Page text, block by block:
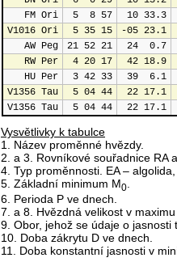
FM Ori
5  8 57
10 33.3
V1016 Ori
5 35 15
-05 23.1
AW Peg
21 52 21
24  0.7
RW Per
4 20 17
42 18.9
HU Per
3 42 33
39  6.1
V1356 Tau
5 04 44
22 17.1
V1356 Tau
5 04 44 22 17.1
Vysvětlivky k tabulce
1. Název proměnné hvězdy.
2. a 3. Rovníkové souřadnice RA
4. Typ proměnnosti. EA –
5. Základní minimum M0
6. Perioda P ve dnech.
7. a 8. Hvězdná velikost v
9. Obor, jehož se údaje o
10. Doba zákrytu D ve dnech.
11. Doba konstantní jasnosti v